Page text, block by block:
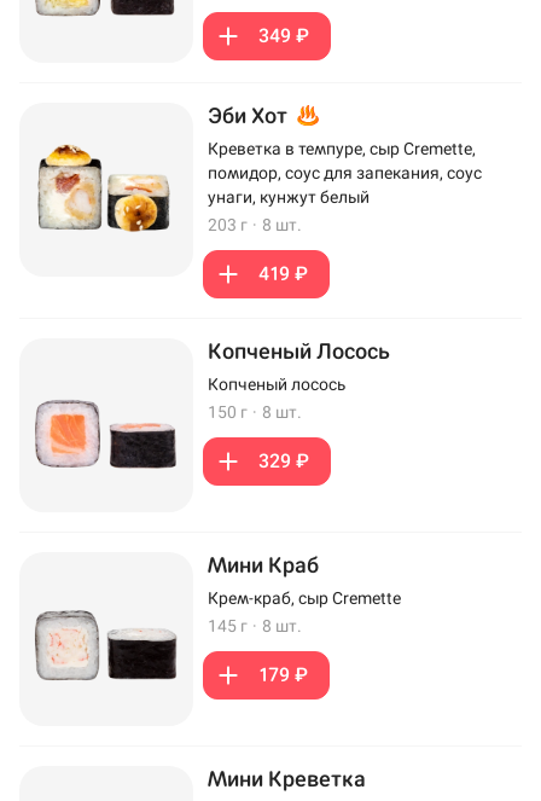
349 ₽
Эби Хот
Креветка в темпуре, сыр Cremette,
помидор, соус для запекания, соус
унаги, кунжут белый
203 г · 8 шт.
419 ₽
Копченый Лосось
Копченый лосось
150 г · 8 шт.
329 ₽
Мини Краб
Крем-краб, сыр Cremette
145 г · 8 шт.
179 ₽
Мини Креветка